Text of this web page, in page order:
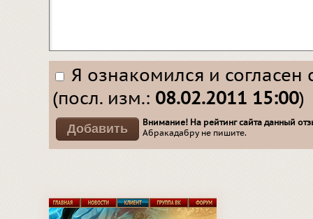
Я ознакомился и согласен
(посл. изм.: 08.02.2011 15:00)
Внимание! На рейтинг сайта данный
Абракадабру не пишите.